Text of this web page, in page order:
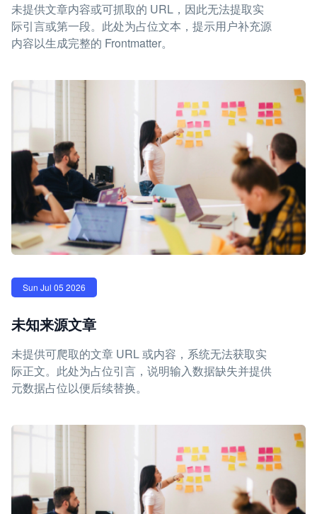
未提供文章内容或可抓取的 URL，因此无法提取实
际引言或第一段。此处为占位文本，提示用户补充源
内容以生成完整的 Frontmatter。
Sun Jul 05 2026
未知来源文章
未提供可爬取的文章 URL 或内容，系统无法获取实
际正文。此处为占位引言，说明输入数据缺失并提供
元数据占位以便后续替换。